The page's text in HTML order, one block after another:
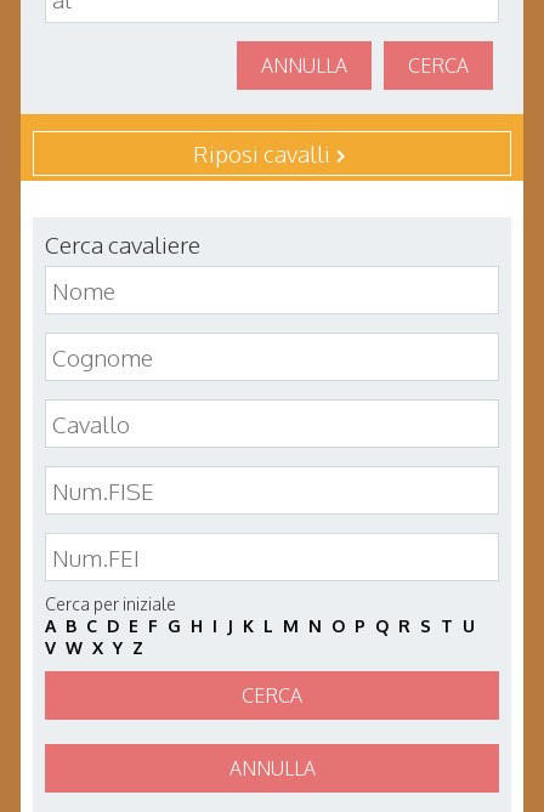
CERCA
ANNULLA
Riposi cavalli
Cerca cavaliere
Cerca per iniziale
A B C D E F G H I J K L M N O P Q R S T U
V W X Y Z
CERCA
ANNULLA